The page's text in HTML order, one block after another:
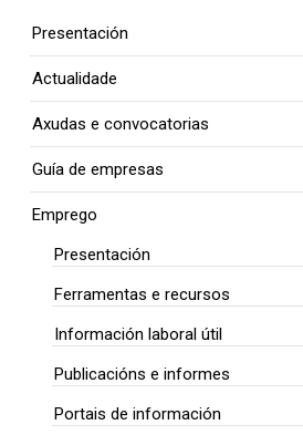
Presentación
Actualidade
Axudas e convocatorias
Guía de empresas
Emprego
Presentación
Ferramentas e recursos
Información laboral útil
Publicacións e informes
Portais de información